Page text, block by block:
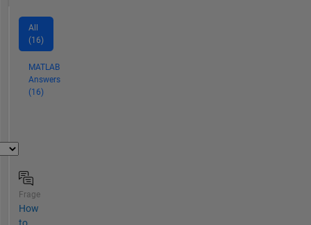
All
(16)
MATLAB
Answers
(16)
Frage
How
to